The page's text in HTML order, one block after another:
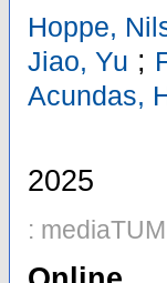
Hoppe,
Jiao, Yu ;
Acundas,
2025
: mediaTUM